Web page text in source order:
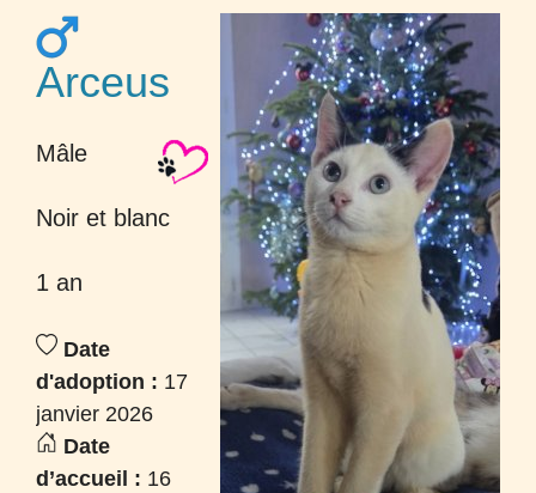
Arceus
Mâle
Noir et blanc
1 an
Date
d'adoption : 17
janvier 2026
Date
d’accueil : 16